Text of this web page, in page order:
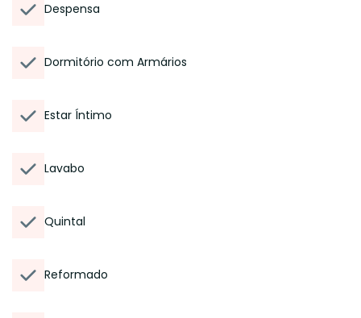
Despensa
Dormitório com Armários
Estar Íntimo
Lavabo
Quintal
Reformado